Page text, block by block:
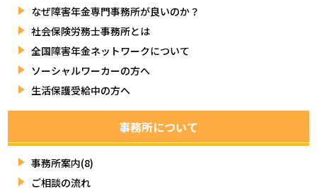
なぜ障害年金専門事務所が良いのか？
社会保険労務士事務所とは
全国障害年金ネットワークについて
ソーシャルワーカーの方へ
生活保護受給中の方へ
事務所について
事務所案内(8)
ご相談の流れ